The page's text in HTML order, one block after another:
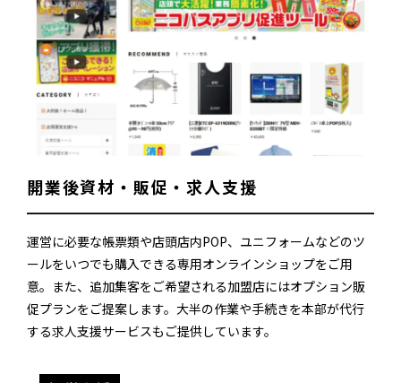
開業後資材・販促・求人支援
運営に必要な帳票類や店頭店内POP、ユニフォームなどのツ
ールをいつでも購入できる専用オンラインショップをご用
意。また、追加集客をご希望される加盟店にはオプション販
促プランをご提案します。大半の作業や手続きを本部が代行
する求人支援サービスもご提供しています。